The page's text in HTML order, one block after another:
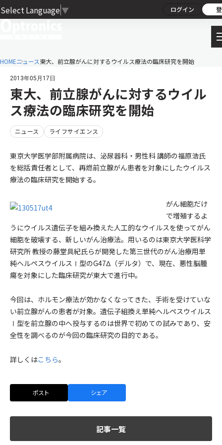
Select Language ▼ ログイン
HOMEニュース東大、前立腺がんに対するウイルス療法の臨床研究を開始
2013年05月17日
東大、前立腺がんに対するウイル
ス療法の臨床研究を開始
ニュース ライフサイエンス
東京大学医学部附属病院は、泌尿器科・男性科 講師の福原浩氏
を総括責任者として、再燃前立腺がん患者を対象にしたウイルス
療法の臨床研究を開始する。
がん細胞だけ
で増殖するよ
うにウイルス遺伝子を組み換えた人工的なウイルスを使ってがん
細胞を破壊する、新しいがん治療法。用いるのは東京大学医科学
研究所 教授の藤堂具紀氏らが開発した第三世代のがん治療用単
純ヘルペスウイルスⅠ型のG47Δ（デルタ）で、現在、悪性脳腫
瘍を対象にした臨床研究が東大で進行中。
今回は、ホルモン療法が効かなくなってきた、手術を受けていな
い前立腺がんの患者が対象。遺伝子組換え単純ヘルペスウイルス
Ⅰ型を前立腺の中へ投与するのは世界で初めての試みであり、安
全性を調べるのが今回の臨床研究の目的である。
詳しくはこちら。
ポスト シェア
記事一覧